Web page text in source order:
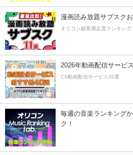
漫画読み放題サブスク
オリコン顧客満足度ランキング
2026年動画配信サービ
CS動画配信サービス20選
毎週の音楽ランキング
ク！